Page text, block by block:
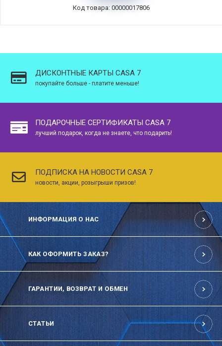
Код товара: 00000017806
ДИСКОНТНЫЕ КАРТЫ CASA 7
покупайте больше - платите меньше!
ПОДАРОЧНЫЕ СЕРТИФИКАТЫ CASA 7
лучший подарок, когда не знаете, что подарить!
ПОДПИСКА НА НОВОСТИ CASA 7
новости, акции, розыгрыши призов!
ИНФОРМАЦИЯ О НАС
КАК ОФОРМИТЬ ЗАКАЗ?
ГАРАНТИИ, ВОЗВРАТ И ОБМЕН
СТАТЬИ